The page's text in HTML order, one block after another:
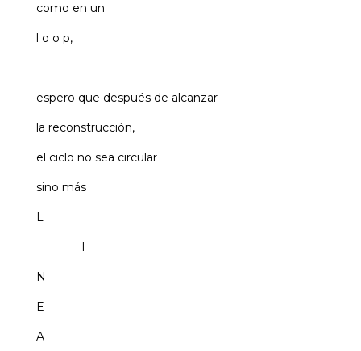
como en un
l o o p,
espero que después de alcanzar
la reconstrucción,
el ciclo no sea circular
sino más
L
N
E
A